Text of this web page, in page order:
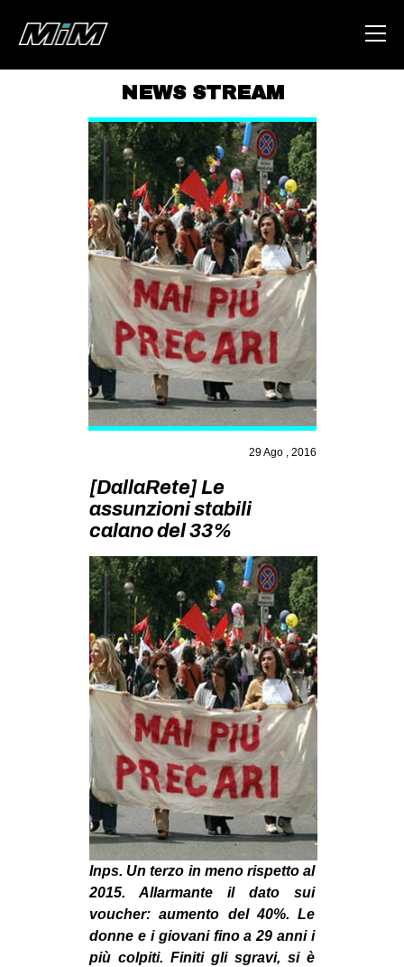
ABOUT
AREA
DEGENERAZIONE
GAZA FREESTYLE
CSOA LAMBRETTA
MSM
STUDENTI TSUNAMI
ZAM
MILANO
SPAZI
SPORT POPOLARE
AMBIENTE
ANTIFASCISMO
DIRITTO ALL’ABITARE
GENERI
MIGRAZIONI
PRECARIATO
REPRESSIONE
STUDENTI
CULTURE
ARTE
CINEMA
MANIFESTI
MUSICA
NEWS STREAM
29 Ago , 2016
[DallaRete] Le
assunzioni stabili
calano del 33%
Inps. Un terzo in meno rispetto al
2015. Allarmante il dato sui
voucher: aumento del 40%. Le
donne e i giovani fino a 29 anni i
più colpiti. Finiti gli sgravi, si è